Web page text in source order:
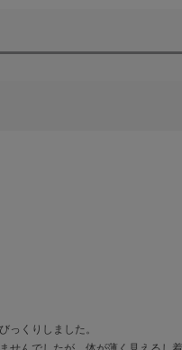
っくりしました。